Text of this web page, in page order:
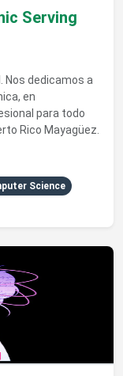
Serving
Nos dedicamos a
en
para todo
Rico Mayagüez.
Science